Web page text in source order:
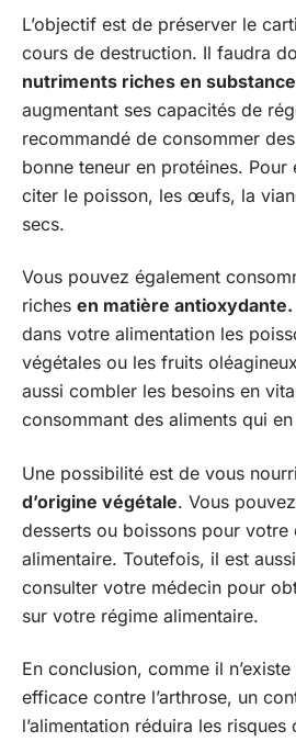
L’objectif est de préserver le
cours de destruction. Il faudra
nutriments riches en
augmentant ses capacités de
recommandé de consommer
bonne teneur en protéines. Pour
citer le poisson, les œufs, la
secs.
Vous pouvez également
riches en matière antioxydante.
dans votre alimentation les
végétales ou les fruits
aussi combler les besoins en
consommant des aliments qui
Une possibilité est de vous
d’origine végétale. Vous
desserts ou boissons pour votre
alimentaire. Toutefois, il est
consulter votre médecin pour
sur votre régime alimentaire.
En conclusion, comme il
efficace contre l’arthrose, un
l’alimentation réduira les